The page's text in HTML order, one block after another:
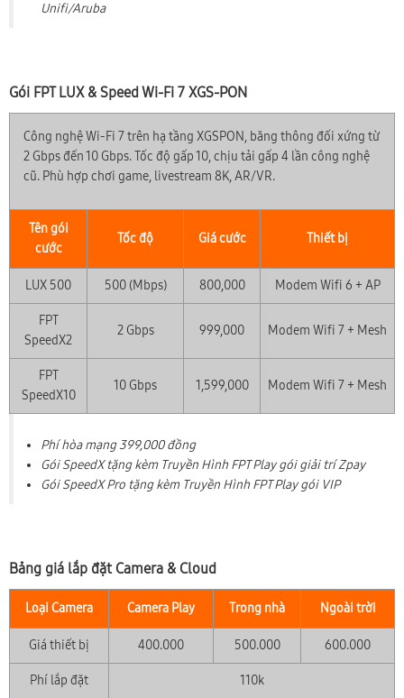
Unifi/Aruba
Gói FPT LUX & Speed Wi-Fi 7 XGS-PON
Công nghệ Wi-Fi 7 trên hạ tầng XGSPON, băng thông đối xứng từ
2 Gbps đến 10 Gbps. Tốc độ gấp 10, chịu tải gấp 4 lần công nghệ
cũ. Phù hợp chơi game, livestream 8K, AR/VR.
Tên gói
cước
Tốc độ Giá cước Thiết bị
LUX 500 500 (Mbps) 800,000 Modem Wifi 6 + AP
FPT
SpeedX2
2 Gbps 999,000 Modem Wifi 7 + Mesh
FPT
SpeedX10
10 Gbps 1,599,000 Modem Wifi 7 + Mesh
Phí hòa mạng 399,000 đồng
Gói SpeedX tặng kèm Truyền Hình FPT Play gói giải trí Zpay
Gói SpeedX Pro tặng kèm Truyền Hình FPT Play gói VIP
Bảng giá lắp đặt Camera & Cloud
Loại Camera Camera Play Trong nhà Ngoài trời
Giá thiết bị 400.000 500.000 600.000
Phí lắp đặt 110k